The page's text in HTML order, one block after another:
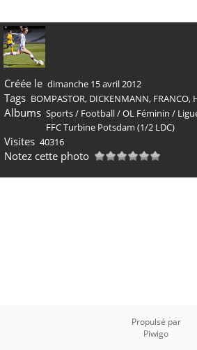
Créée le dimanche 15 avril 2012
Tags BOMPASTOR, DICKENMANN, FRANCO,
Albums Sports/ Football/OL Féminin /
FFC Turbine Potsdam (1/2 LDC)
Visites 40316
Notez cette photo
Propulsé par
Piwigo